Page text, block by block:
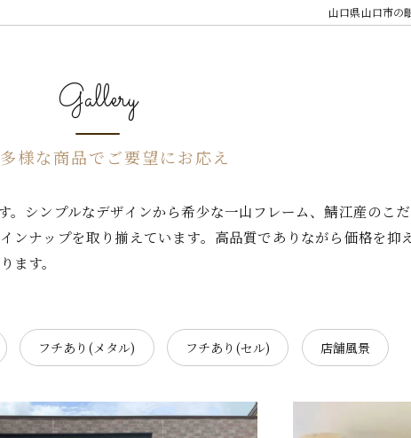
山口県山口市の
Gallery
様な商品でご要望にお応え
シンプルなデザインから希少な一山フレーム、鯖江産のこ
ンナップを取り揃えています。高品質でありながら価格を抑
ます。
フチあり(メタル) フチあり(セル) 店舗風景